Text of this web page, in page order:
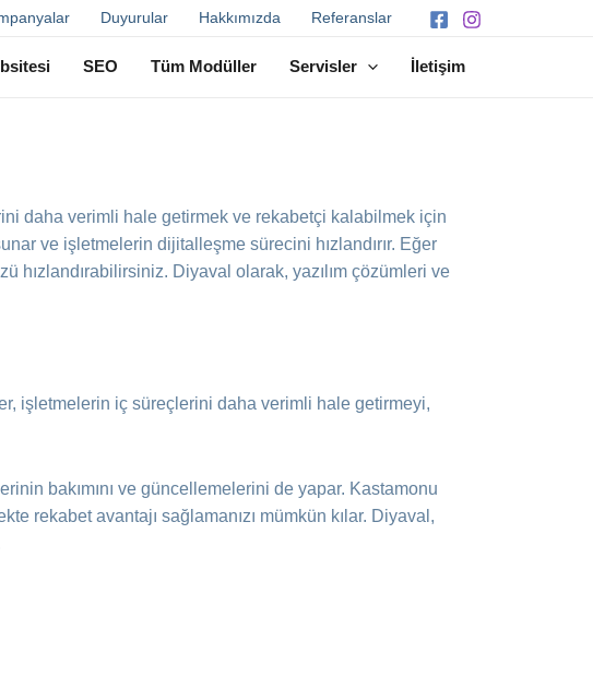
Duyurular Hakkımızda Referanslar
SEO Tüm Modüller Servisler İletişim
daha verimli hale getirmek ve rekabetçi kalabilmek için
ve işletmelerin dijitalleşme sürecini hızlandırır. Eğer
hızlandırabilirsiniz. Diyaval olarak, yazılım çözümleri ve
işletmelerin iç süreçlerini daha verimli hale getirmeyi,
bakımını ve güncellemelerini de yapar. Kastamonu
rekabet avantajı sağlamanızı mümkün kılar. Diyaval,